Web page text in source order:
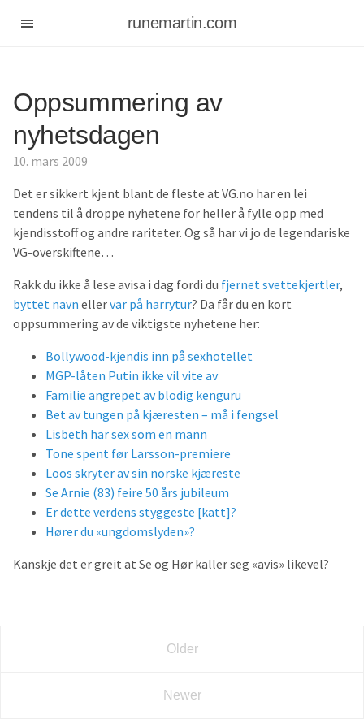
runemartin.com
Oppsummering av
nyhetsdagen
10. mars 2009
Det er sikkert kjent blant de fleste at VG.no har en lei
tendens til å droppe nyhetene for heller å fylle opp med
kjendisstoff og andre rariteter. Og så har vi jo de legendariske
VG-overskiftene…
Rakk du ikke å lese avisa i dag fordi du fjernet svettekjertler,
byttet navn ellervar på harrytur? Da får du en kort
oppsummering av de viktigste nyhetene her:
Bollywood-kjendis inn på sexhotellet
MGP-låten Putin ikke vil vite av
Familie angrepet av blodig kenguru
Bet av tungen på kjæresten – må i fengsel
Lisbeth har sex som en mann
Tone spent før Larsson-premiere
Loos skryter av sin norske kjæreste
Se Arnie (83) feire 50 års jubileum
Er dette verdens styggeste [katt]?
Hører du «ungdomslyden»?
Kanskje det er greit at Se og Hør kaller seg «avis» likevel?
Older
Newer